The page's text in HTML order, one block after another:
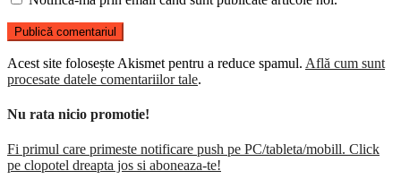
Acest site folosește Akismet pentru a reduce spamul. Află cum sunt
procesate datele comentariilor tale.
Nu rata nicio promotie!
Fi primul care primeste notificare push pe PC/tableta/mobill. Click
pe clopotel dreapta jos si aboneaza-te!